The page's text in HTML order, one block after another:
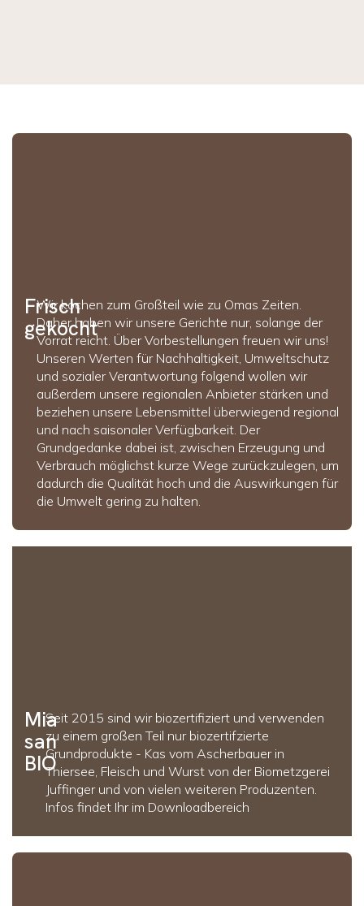
Frisch
gekocht
Wir kochen zum Großteil wie zu Omas Zeiten.
Daher haben wir unsere Gerichte nur, solange der
Vorrat reicht. Über Vorbestellungen freuen wir uns!
Unseren Werten für Nachhaltigkeit, Umweltschutz
und sozialer Verantwortung folgend wollen wir
außerdem unsere regionalen Anbieter stärken und
beziehen unsere Lebensmittel überwiegend regional
und nach saisonaler Verfügbarkeit. Der
Grundgedanke dabei ist, zwischen Erzeugung und
Verbrauch möglichst kurze Wege zurückzulegen, um
dadurch die Qualität hoch und die Auswirkungen für
die Umwelt gering zu halten.
Mia
san
BIO
Seit 2015 sind wir biozertifiziert und verwenden
zu einem großen Teil nur biozertifzierte
Grundprodukte - Kas vom Ascherbauer in
Thiersee, Fleisch und Wurst von der Biometzgerei
Juffinger und von vielen weiteren Produzenten.
Infos findet Ihr im Downloadbereich